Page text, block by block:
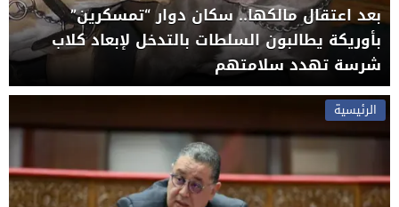
بعد اعتقال مالكها.. سكان دوار “تمسكرين”
بأوريكة يطالبون السلطات بالتدخل لإبعاد كلاب
شرسة تهدد سلامتهم
الرئيسية